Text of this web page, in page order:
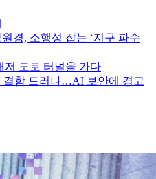
경, 소행성 잡는 ‘지구 파수
저 도로 터널을 가다
결함 드러나…AI 보안에 경고